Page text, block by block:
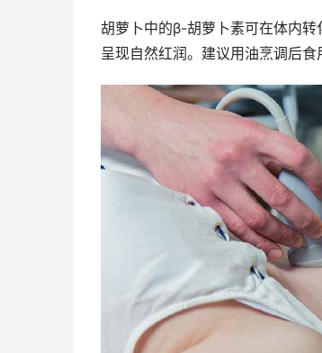
胡萝卜中的β-胡萝卜素可在体内
呈现自然红润。建议用油烹调后